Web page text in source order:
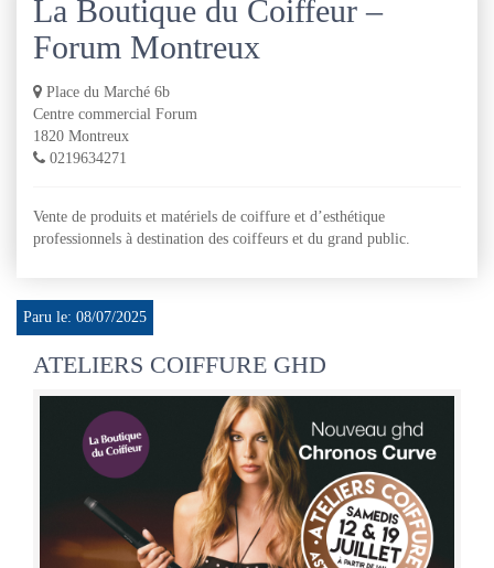
La Boutique du Coiffeur –
Forum Montreux
Place du Marché 6b
Centre commercial Forum
1820 Montreux
0219634271
Vente de produits et matériels de coiffure et d’esthétique
professionnels à destination des coiffeurs et du grand public.
Paru le: 08/07/2025
ATELIERS COIFFURE GHD